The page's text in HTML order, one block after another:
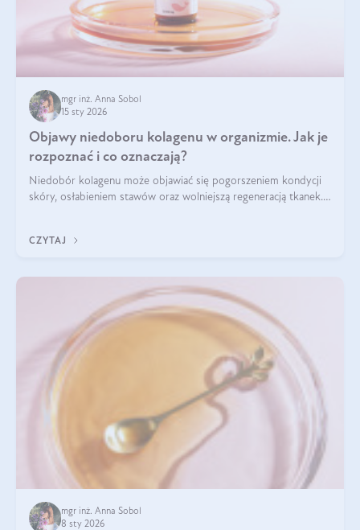
mgr inż. Anna Sobol
15 sty 2026
Objawy niedoboru kolagenu w organizmie. Jak je
rozpoznać i co oznaczają?
Niedobór kolagenu może objawiać się pogorszeniem kondycji
skóry, osłabieniem stawów oraz wolniejszą regeneracją tkanek.
osłabienie włosów.
CZYTAJ
mgr inż. Anna Sobol
8 sty 2026